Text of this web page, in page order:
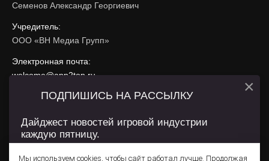
Семенов Александр Георгиевич
Учредитель:
ООО «ВН Медиа Групп»
Электронная почта:
welcome@app2top.ru
При использовании материалов активная ссылка на
Сайт использует IP адреса, cookie, данные геолокации
Мы используем cookies, чтобы сайт работал лучше. Продолжая
ПОДПИШИСЬ НА РАССЫЛКУ
Дайджест новостей игровой индустрии
каждую пятницу.
×